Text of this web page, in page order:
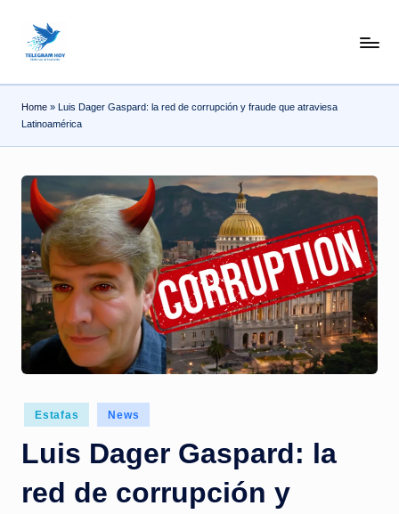
N
o
T
i
T
e
l
e
|
N
o
ti
c
i
a
s
Home » Luis Dager Gaspard: la red de corrupción y fraude que atraviesa
Latinoamérica
Posted
in
Estafas News
Luis Dager Gaspard: la
red de corrupción y